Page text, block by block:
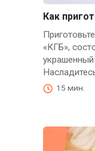
Как
«КГБ»,
15 мин.